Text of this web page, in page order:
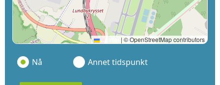
Leaflet | © OpenStreetMap contributors
Nå Annet tidspunkt